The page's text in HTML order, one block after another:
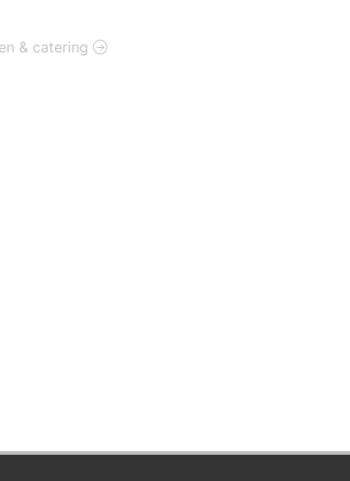
& catering